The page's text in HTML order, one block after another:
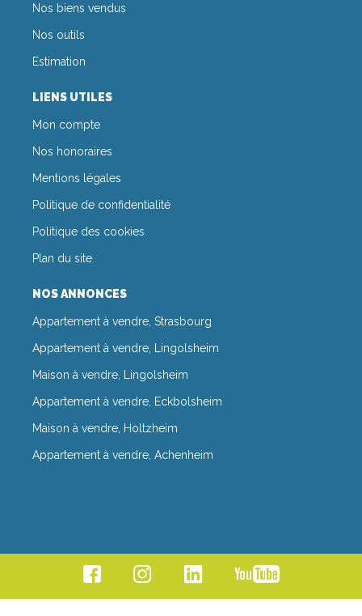
Nos biens vendus
Nos outils
Estimation
LIENS UTILES
Mon compte
Nos honoraires
Mentions légales
Politique de confidentialité
Politique des cookies
Plan du site
NOS ANNONCES
Appartement à vendre, Strasbourg
Appartement à vendre, Lingolsheim
Maison à vendre, Lingolsheim
Appartement à vendre, Eckbolsheim
Maison à vendre, Holtzheim
Appartement à vendre, Achenheim